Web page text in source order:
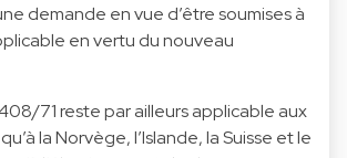
demande en vue d’être soumises à
en vertu du nouveau
71 reste par ailleurs applicable aux
la Norvège, l’Islande, la Suisse et le